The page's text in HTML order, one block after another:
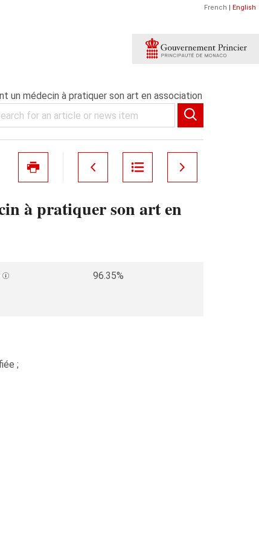
French | English
un médecin à pratiquer son art en association
à pratiquer son art en
96.35%
;